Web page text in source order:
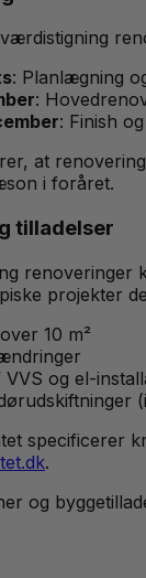
: Planlægning
:
: Finish
at
i foråret.
tilladelser
renoveringer
projekter
10 m²
og el-
specificerer
.